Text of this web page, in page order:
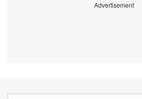
Advertisement